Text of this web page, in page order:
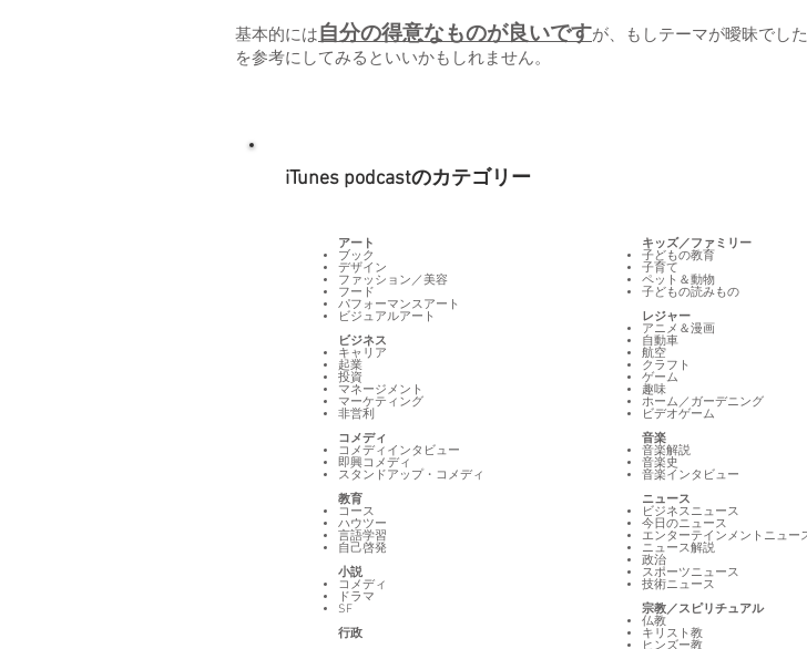
基本的には自分の得意なものが良いですが、もしテーマが曖昧でし
を参考にしてみるといいかもしれません。
iTunes podcastのカテゴリー
アート
ブック
デザイン
ファッション／美容
フード
パフォーマンスアート
ビジュアルアート
ビジネス
キャリア
起業
投資
マネージメント
マーケティング
非営利
コメディ
コメディインタビュー
即興コメディ
スタンドアップ・コメディ
教育
コース
ハウツー
言語学習
自己啓発
小説
コメディ
ドラマ
SF
行政
キッズ／ファミリー
子どもの教育
子育て
ペット＆動物
子どもの読みもの
レジャー
アニメ＆漫画
自動車
航空
クラフト
ゲーム
趣味
ホーム／ガーデニング
ビデオゲーム
音楽
音楽解説
音楽史
音楽インタビュー
ニュース
ビジネスニュース
今日のニュース
エンターテインメントニュー
ニュース解説
政治
スポーツニュース
技術ニュース
宗教／スピリチュアル
仏教
キリスト教